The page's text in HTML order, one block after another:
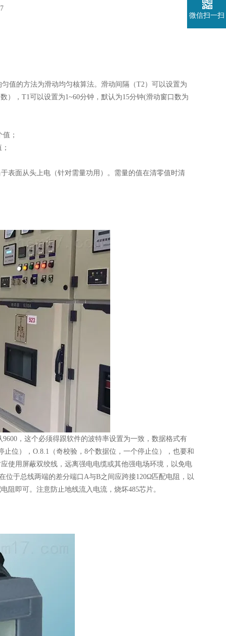
值的方法为滑动均匀核算法。滑动间隔（T2）可以设置为
），T1可以设置为1~60分钟，默认为15分钟(滑动窗口数为
；
表面从头上电（针对需量功用）。需量的值在清零值时清
，这个必须得跟软件的波特率设置为一致，数据格式有
位），O.8.1（奇校验，8个数据位，一个停止位），也要和
使用屏蔽双绞线，远离强电电缆或其他强电场环境，以免电
于总线两端的差分端口A与B之间应跨接120Ω匹配电阻，以
阻即可。注意防止地线流入电流，烧坏485芯片。
微信扫一扫